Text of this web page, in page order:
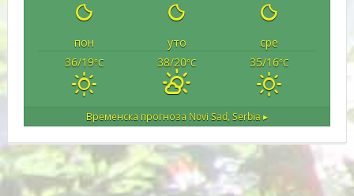
пон уто
сре
36/19°C 38/20°C 35/16°C
Временска прогноза Novi Sad, Serbia ▸